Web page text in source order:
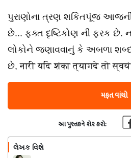
પુરાણોના ત્રણ શકિતપૂંજ આજની
છે... ફક્ત દૃષ્ટિકોણ ની ફરક છે.
લોકોને જણાવવાનું કે અબળા
છે, नारी यदि शंका त्यागदे तो
મફત વાંચો
આ પુસ્તકને શેર કરો:
લેખક વિશે